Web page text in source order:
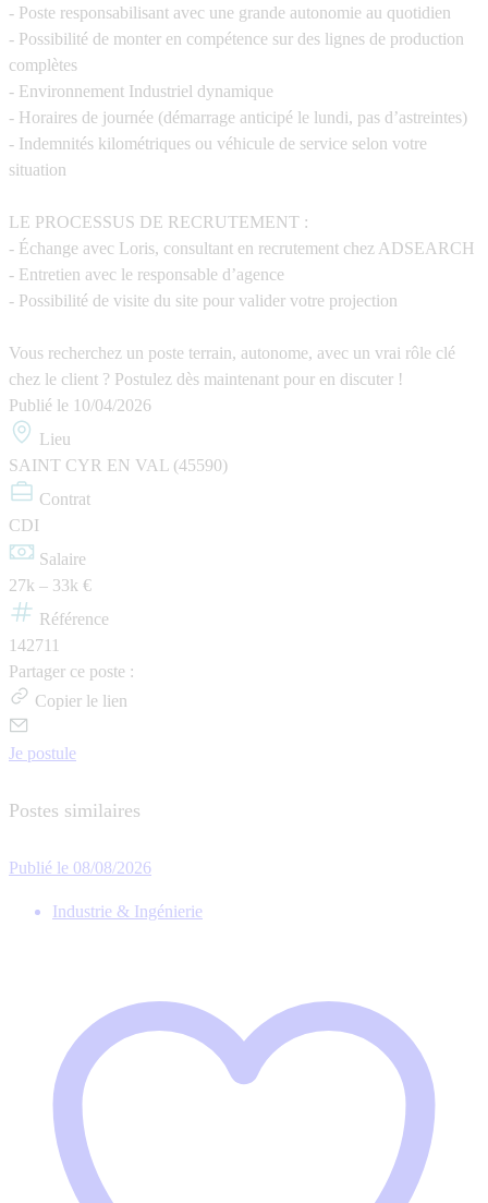
- Poste responsabilisant avec une grande autonomie au quotidien
- Possibilité de monter en compétence sur des lignes de production
complètes
- Environnement Industriel dynamique
- Horaires de journée (démarrage anticipé le lundi, pas d’astreintes)
- Indemnités kilométriques ou véhicule de service selon votre
situation
LE PROCESSUS DE RECRUTEMENT :
- Échange avec Loris, consultant en recrutement chez ADSEARCH
- Entretien avec le responsable d’agence
- Possibilité de visite du site pour valider votre projection
Vous recherchez un poste terrain, autonome, avec un vrai rôle clé
chez le client ? Postulez dès maintenant pour en discuter !
Publié le 10/04/2026
Lieu
SAINT CYR EN VAL (45590)
Contrat
CDI
Salaire
27k – 33k €
Référence
142711
Partager ce poste :
Copier le lien
Je postule
Postes similaires
Publié le 08/08/2026
Industrie & Ingénierie